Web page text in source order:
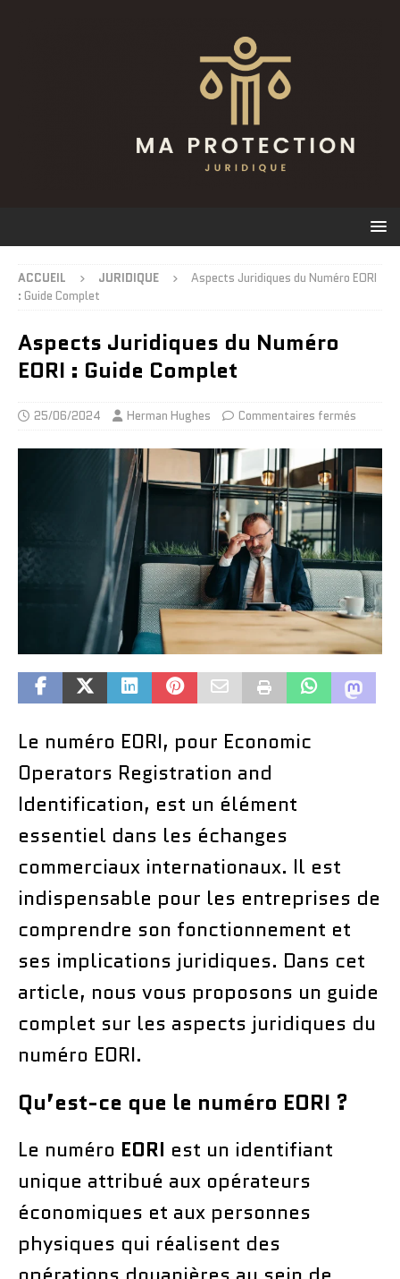
ACCUEIL JURIDIQUE
Aspects Juridiques du Numéro EORI
: Guide Complet
Aspects Juridiques du Numéro
EORI : Guide Complet
25/06/2024 Herman Hughes Commentaires fermés
Le numéro EORI, pour Economic
Operators Registration and
Identification, est un élément
essentiel dans les échanges
commerciaux internationaux. Il est
indispensable pour les entreprises de
comprendre son fonctionnement et
ses implications juridiques. Dans cet
article, nous vous proposons un guide
complet sur les aspects juridiques du
numéro EORI.
Qu’est-ce que le numéro EORI ?
Le numéro EORI est un identifiant
unique attribué aux opérateurs
économiques et aux personnes
physiques qui réalisent des